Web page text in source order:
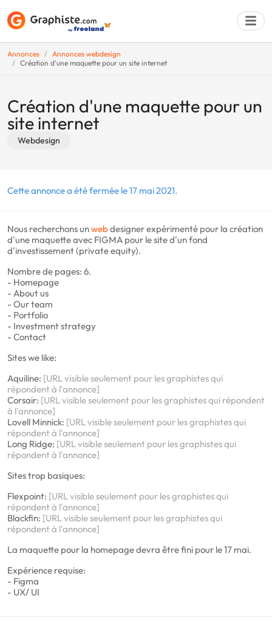
Annonces
Annonces webdesign
Création d'une maquette pour un site internet
Création d'une maquette pour un
site internet
Webdesign
Cette annonce a été fermée le 17 mai 2021.
Nous recherchons unwebdesigner expérimenté pour la création
d'une maquette avec FIGMA pour le site d'un fond
d'investissement (private equity).
Nombre de pages: 6.
- Homepage
- About us
- Our team
- Portfolio
- Investment strategy
- Contact
Sites we like:
Aquiline: [URL visible seulement pour les graphistes qui
répondent à l'annonce]
Corsair: [URL visible seulement pour les graphistes qui répondent
à l'annonce]
Lovell Minnick: [URL visible seulement pour les graphistes qui
répondent à l'annonce]
Long Ridge: [URL visible seulement pour les graphistes qui
répondent à l'annonce]
Sites trop basiques:
Flexpoint: [URL visible seulement pour les graphistes qui
répondent à l'annonce]
Blackfin: [URL visible seulement pour les graphistes qui
répondent à l'annonce]
La maquette pour la homepage devra être fini pour le 17 mai.
Expérience requise:
- Figma
- UX/ UI